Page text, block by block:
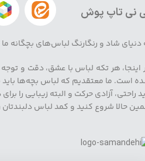
نی تاپ پوش
دنیای شاد و رنگارنگ لباس‌های بچگانه
اینجا، هر تکه لباس با عشق، دقت و
است. ما معتقدیم که لباس بچه‌ها
راحتی، آزادی حرکت و البته زیبایی را
حالا شروع کنید و کمد لباس دلبندتان